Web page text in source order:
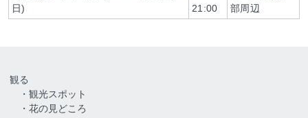
日)
21:00
部周辺
観る
観光スポット
花の見どころ